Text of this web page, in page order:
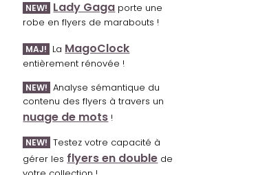
NEW! Lady Gaga porte une
robe en flyers de marabouts !
MAJ! La MagoClock
entièrement rénovée !
NEW! Analyse sémantique du
contenu des flyers à travers un
nuage de mots !
NEW! Testez votre capacité à
gérer les flyers en double de